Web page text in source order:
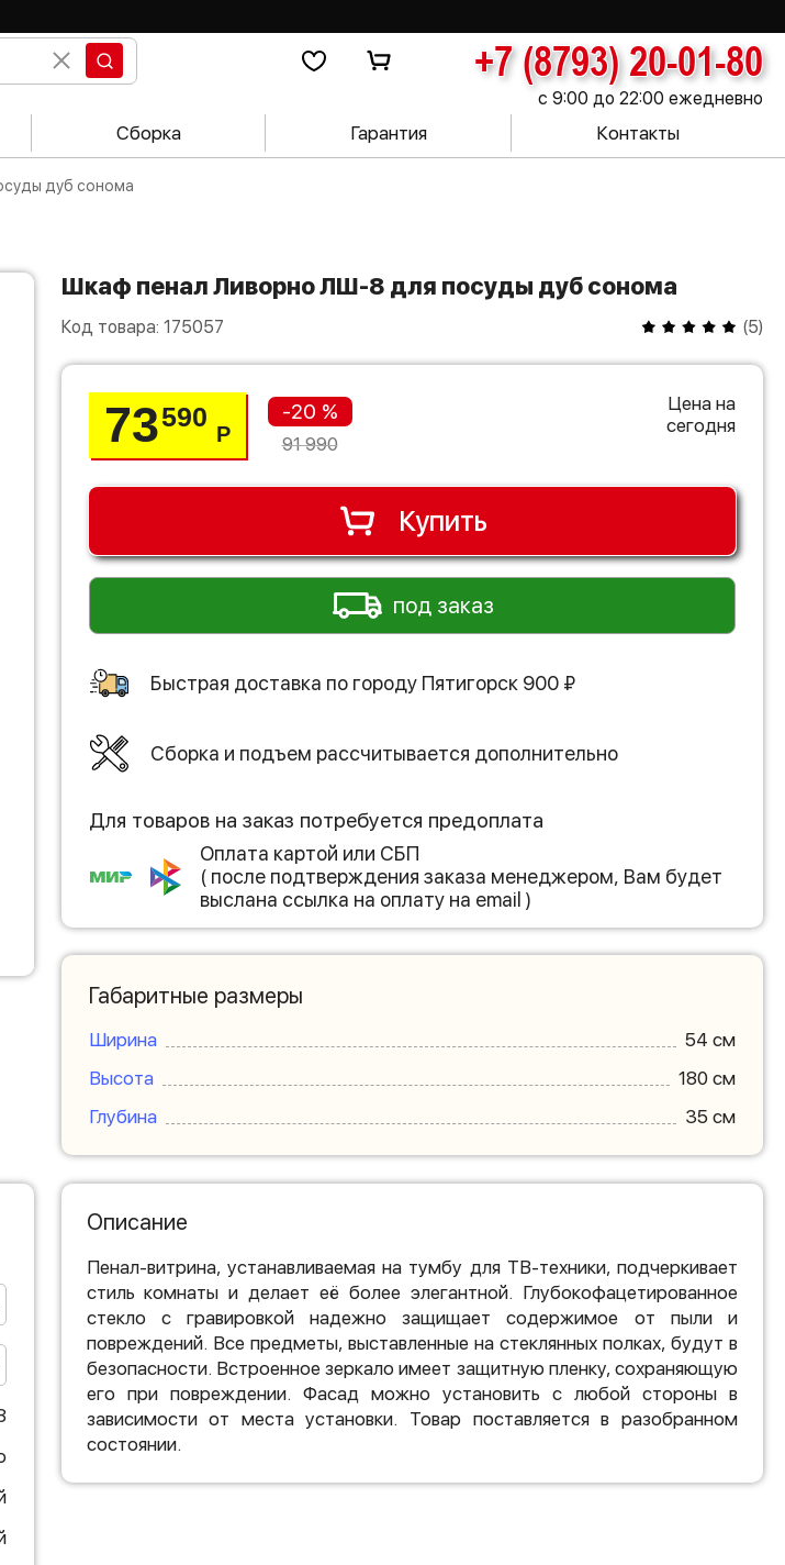
+7 (8793) 20-01-80
с 9:00 до 22:00 ежедневно
Сборка Гарантия Контакты
дуб сонома
Шкаф пенал Ливорно ЛШ-8 для посуды дуб сонома
Код товара: 175057 (5)
73590
Р
-20 %
91 990
Цена на
сегодня
Купить
под заказ
Быстрая доставка по городу Пятигорск 900 ₽
Сборка и подъем рассчитывается дополнительно
Для товаров на заказ потребуется предоплата
Оплата картой или СБП
( после подтверждения заказа менеджером, Вам будет
выслана ссылка на оплату на email )
Габаритные размеры
Ширина
54 см
Высота
180 см
Глубина
35 см
Описание
Пенал-витрина, устанавливаемая на тумбу для ТВ-техники, подчеркивает
стиль комнаты и делает её более элегантной. Глубокофацетированное
стекло с гравировкой надежно защищает содержимое от пыли и
повреждений. Все предметы, выставленные на стеклянных полках, будут в
безопасности. Встроенное зеркало имеет защитную пленку, сохраняющую
его при повреждении. Фасад можно установить с любой стороны в
зависимости от места установки. Товар поставляется в разобранном
состоянии.